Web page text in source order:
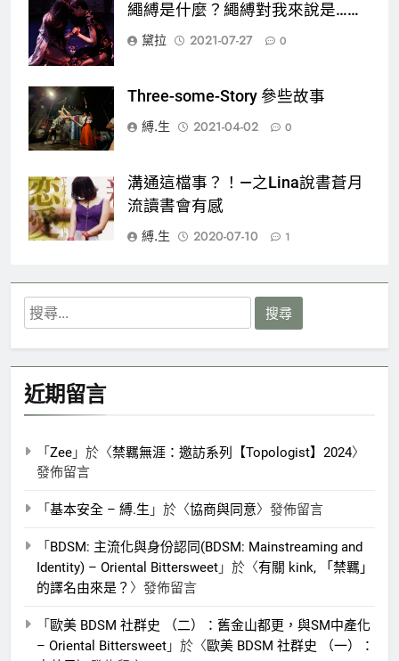
繩縛是什麼？繩縛對我來說是……
黛拉
2021-07-27 0
Three-some-Story 參些故事
縛.生
2021-04-02 0
溝通這檔事？！—之Lina說書蒼月
流讀書會有感
縛.生
2020-07-10 1
搜
尋
鍵
字:
近期留言
「 Zee 」於〈禁羈無涯：邀訪系列【Topologist】2024〉
發佈留言
「 基本安全 – 縛.生 」於〈協商與同意〉發佈留言
「 BDSM: 主流化與身份認同(BDSM: Mainstreaming and
Identity) – Oriental Bittersweet 」於〈有關 kink, 「禁羈」
的譯名由來是？ 〉發佈留言
「 歐美 BDSM 社群史 （二）：舊金山都更，與SM中產化
– Oriental Bittersweet 」於〈歐美 BDSM 社群史 （一）：